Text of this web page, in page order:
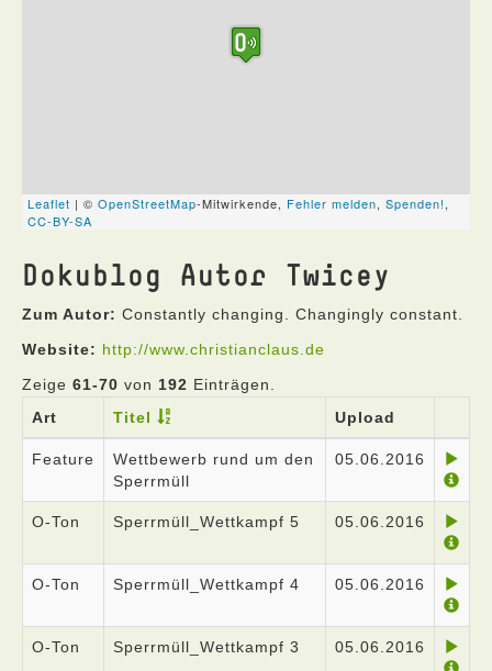
Dokublog Autor Twicey
Zum Autor: Constantly changing. Changingly constant.
Website: http://www.christianclaus.de
Zeige 61-70 von 192 Einträgen.
Art
Titel Upload
Feature
Wettbewerb rund um den
Sperrmüll
05.06.2016
O-Ton Sperrmüll_Wettkampf 5 05.06.2016
O-Ton Sperrmüll_Wettkampf 4 05.06.2016
O-Ton Sperrmüll_Wettkampf 3 05.06.2016